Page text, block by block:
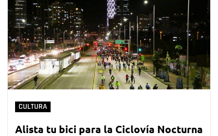
CULTURA
Alista tu bici para la Ciclovía Nocturna